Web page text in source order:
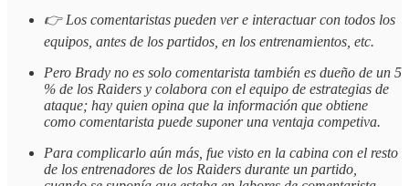
👉 Los comentaristas pueden ver e interactuar con todos los
equipos, antes de los partidos, en los entrenamientos, etc.
Pero Brady no es solo comentarista también es dueño de un 5
% de los Raiders y colabora con el equipo de estrategias de
ataque; hay quien opina que la información que obtiene
como comentarista puede suponer una ventaja competiva.
Para complicarlo aún más, fue visto en la cabina con el resto
de los entrenadores de los Raiders durante un partido,